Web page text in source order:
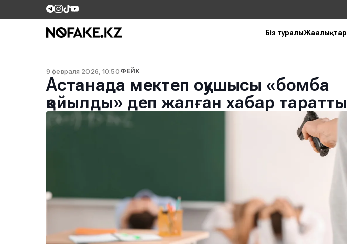
Біз туралыЖаңалықтар
9 февраля 2026, 10:50ФЕЙК
Астанада мектеп оқушысы «бомба
қойылды» деп жалған хабар таратты